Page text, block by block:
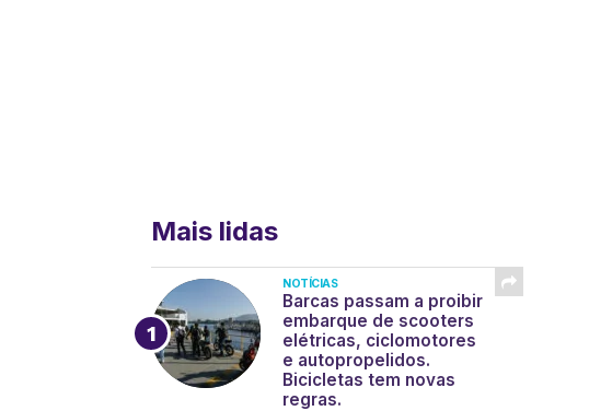
Mais lidas
NOTÍCIAS
Barcas passam a proibir
embarque de scooters
elétricas, ciclomotores
e autopropelidos.
Bicicletas tem novas
regras.